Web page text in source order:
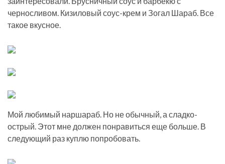
черносливом. Кизиловый соус-крем и Зогал Шараб. Все
такое вкусное.
Мой любимый наршараб. Но не обычный, а сладко-
острый. Этот мне должен понравиться еще больше. В
следующий раз куплю попробовать.